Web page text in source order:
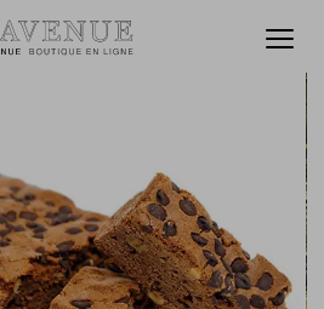
L'AVENUE BOUTIQUE
toggle
menu